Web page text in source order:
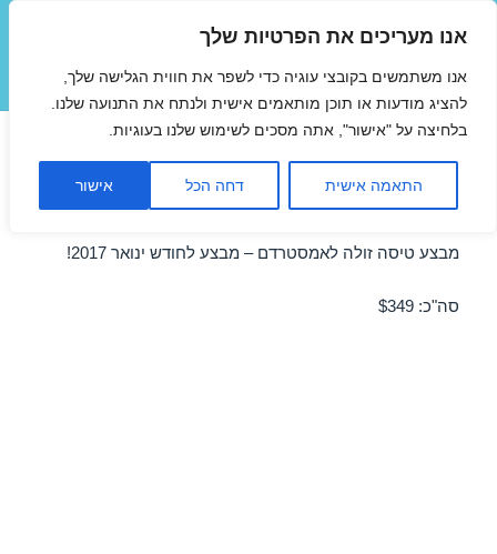
אנו מעריכים את הפרטיות שלך
אנו משתמשים בקובצי עוגיה כדי לשפר את חווית הגלישה שלך,
להציג מודעות או תוכן מותאמים אישית ולנתח את התנועה שלנו.
בלחיצה על "אישור", אתה מסכים לשימוש שלנו בעוגיות.
התאמה אישית דחה הכל אישור
תפריטים
ווידג'טים
טיסות לאמסטרדם בינואר
27/01/2017
מבצע טיסה זולה לאמסטרדם – מבצע לחודש ינואר 2017!
סה"כ: $349